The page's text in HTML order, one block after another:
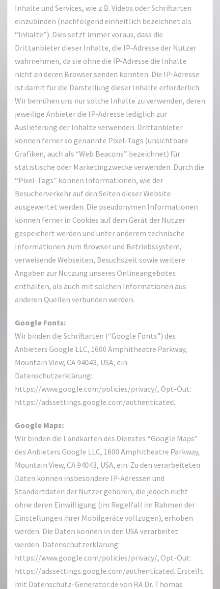
Inhalte und Services, wie z.B. Videos oder Schriftarten
einzubinden (nachfolgend einheitlich bezeichnet als
“Inhalte”). Dies setzt immer voraus, dass die
Drittanbieter dieser Inhalte, die IP-Adresse der Nutzer
wahrnehmen, da sie ohne die IP-Adresse die Inhalte
nicht an deren Browser senden könnten. Die IP-Adresse
ist damit für die Darstellung dieser Inhalte erforderlich.
Wir bemühen uns nur solche Inhalte zu verwenden, deren
jeweilige Anbieter die IP-Adresse lediglich zur
Auslieferung der Inhalte verwenden. Drittanbieter
können ferner so genannte Pixel-Tags (unsichtbare
Grafiken, auch als “Web Beacons” bezeichnet) für
statistische oder Marketingzwecke verwenden. Durch die
“Pixel-Tags” können Informationen, wie der
Besucherverkehr auf den Seiten dieser Website
ausgewertet werden. Die pseudonymen Informationen
können ferner in Cookies auf dem Gerät der Nutzer
gespeichert werden und unter anderem technische
Informationen zum Browser und Betriebssystem,
verweisende Webseiten, Besuchszeit sowie weitere
Angaben zur Nutzung unseres Onlineangebotes
enthalten, als auch mit solchen Informationen aus
anderen Quellen verbunden werden.
Google Fonts:
Wir binden die Schriftarten (“Google Fonts”) des
Anbieters Google LLC, 1600 Amphitheatre Parkway,
Mountain View, CA 94043, USA, ein.
Datenschutzerklärung:
https://www.google.com/policies/privacy/, Opt-Out:
https://adssettings.google.com/authenticated.
Google Maps:
Wir binden die Landkarten des Dienstes “Google Maps”
des Anbieters Google LLC, 1600 Amphitheatre Parkway,
Mountain View, CA 94043, USA, ein. Zu den verarbeiteten
Daten können insbesondere IP-Adressen und
Standortdaten der Nutzer gehören, die jedoch nicht
ohne deren Einwilligung (im Regelfall im Rahmen der
Einstellungen ihrer Mobilgeräte vollzogen), erhoben
werden. Die Daten können in den USA verarbeitet
werden. Datenschutzerklärung:
https://www.google.com/policies/privacy/, Opt-Out:
https://adssettings.google.com/authenticated. Erstellt
mit Datenschutz-Generator.de von RA Dr. Thomas